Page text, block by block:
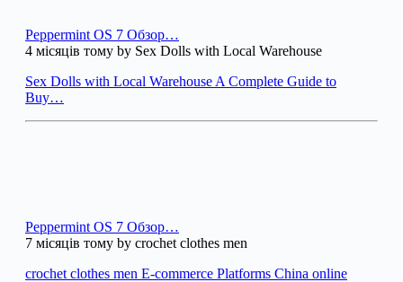
Peppermint OS 7 Обзор…
4 місяців тому by Sex Dolls with Local Warehouse
Sex Dolls with Local Warehouse A Complete Guide to
Buy…
Peppermint OS 7 Обзор…
7 місяців тому by crochet clothes men
crochet clothes men E-commerce Platforms China online